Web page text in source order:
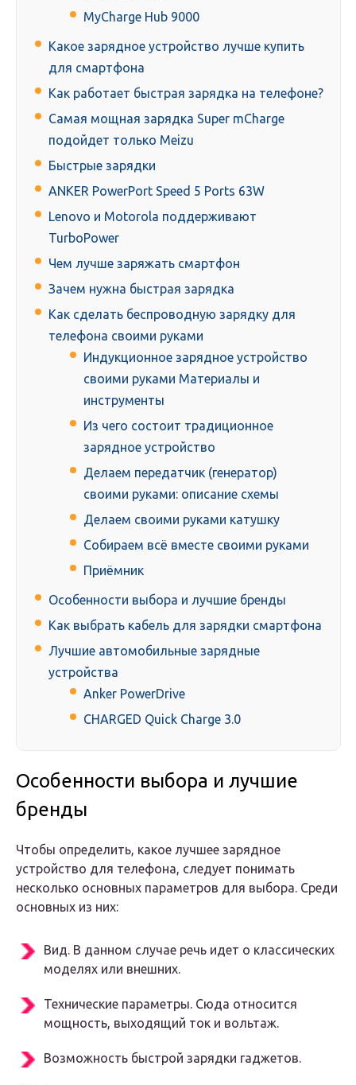
MyCharge Hub 9000
Какое зарядное устройство лучше купить
для смартфона
Как работает быстрая зарядка на телефоне?
Самая мощная зарядка Super mCharge
подойдет только Meizu
Быстрые зарядки
ANKER PowerPort Speed 5 Ports 63W
Lenovo и Motorola поддерживают
TurboPower
Чем лучше заряжать смартфон
Зачем нужна быстрая зарядка
Как сделать беспроводную зарядку для
телефона своими руками
Индукционное зарядное устройство
своими руками Материалы и
инструменты
Из чего состоит традиционное
зарядное устройство
Делаем передатчик (генератор)
своими руками: описание схемы
Делаем своими руками катушку
Собираем всё вместе своими руками
Приёмник
Особенности выбора и лучшие бренды
Как выбрать кабель для зарядки смартфона
Лучшие автомобильные зарядные
устройства
Anker PowerDrive
CHARGED Quick Charge 3.0
Особенности выбора и лучшие
бренды
Чтобы определить, какое лучшее зарядное
устройство для телефона, следует понимать
несколько основных параметров для выбора. Среди
основных из них:
Вид. В данном случае речь идет о классических
моделях или внешних.
Технические параметры. Сюда относится
мощность, выходящий ток и вольтаж.
Возможность быстрой зарядки гаджетов.